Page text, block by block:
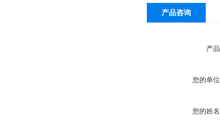
产品咨询
产
您的单
您的姓